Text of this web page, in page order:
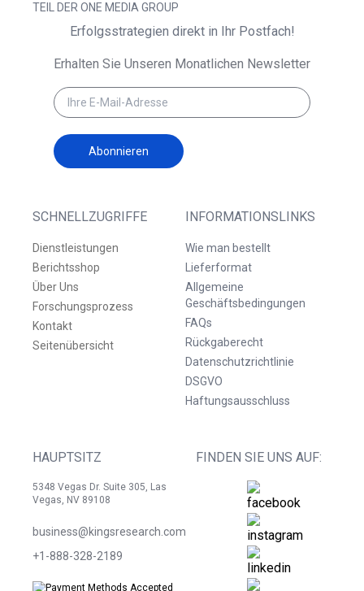
TEIL DER ONE MEDIA GROUP
SCHNELLZUGRIFFE
Dienstleistungen
Berichtsshop
Über Uns
Forschungsprozess
Kontakt
Seitenübersicht
INFORMATIONSLINKS
Wie man bestellt
Lieferformat
Allgemeine
Geschäftsbedingungen
FAQs
Rückgaberecht
Datenschutzrichtlinie
DSGVO
Haftungsausschluss
HAUPTSITZ
5348 Vegas Dr. Suite 305, Las
Vegas, NV 89108
business@kingsresearch.com
+1-888-328-2189
FINDEN SIE UNS AUF:
Erfolgsstrategien direkt in Ihr Postfach!
Erhalten Sie Unseren Monatlichen Newsletter
Abonnieren